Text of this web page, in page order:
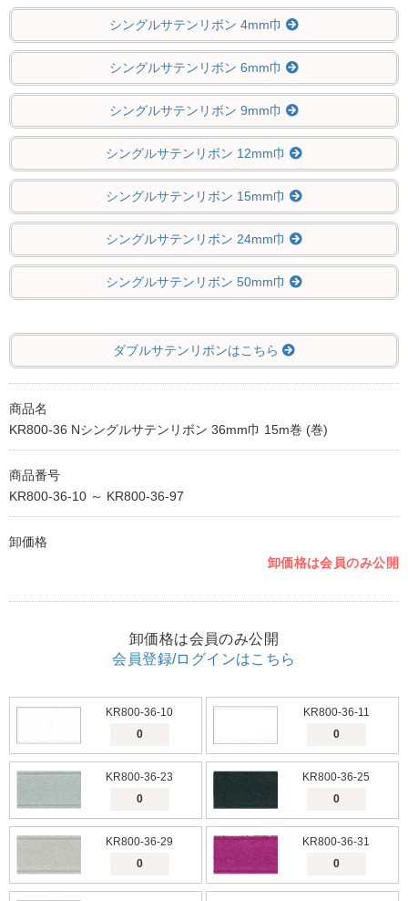
シングルサテンリボン 4mm巾
シングルサテンリボン 6mm巾
シングルサテンリボン 9mm巾
シングルサテンリボン 12mm巾
シングルサテンリボン 15mm巾
シングルサテンリボン 24mm巾
シングルサテンリボン 50mm巾
ダブルサテンリボンはこちら
商品名
KR800-36 Nシングルサテンリボン 36mm巾 15m巻 (巻)
商品番号
KR800-36-10 ～ KR800-36-97
卸価格
卸価格は会員のみ公開
卸価格は会員のみ公開
会員登録/ログインはこちら
KR800-36-10 KR800-36-11
KR800-36-23 KR800-36-25
KR800-36-29 KR800-36-31